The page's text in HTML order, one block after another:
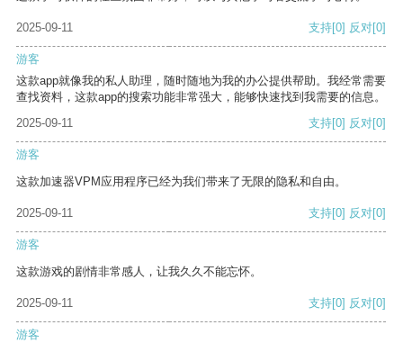
2025-09-11 支持[0] 反对[0]
游客
这款app就像我的私人助理，随时随地为我的办公提供帮助。我经常需要
查找资料，这款app的搜索功能非常强大，能够快速找到我需要的信息。
2025-09-11
支持[0] 反对[0]
游客
这款加速器VPM应用程序已经为我们带来了无限的隐私和自由。
2025-09-11 支持[0] 反对[0]
游客
这款游戏的剧情非常感人，让我久久不能忘怀。
2025-09-11 支持[0] 反对[0]
游客